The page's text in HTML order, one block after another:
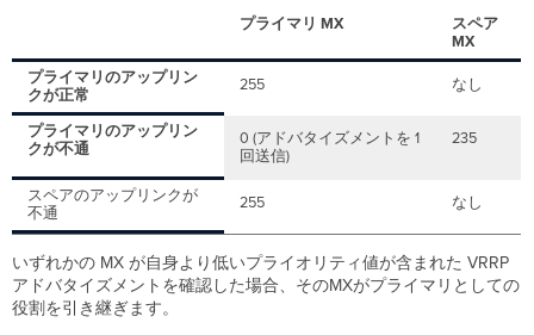
生
ペ
ア
へ
ェ
イ
ル
オ
プライマリ MX
スペア
MX
プライマリのアップリン
クが正常
255 なし
プライマリのアップリン
クが不通
0 (アドバタイズメントを 1
回送信)
235
スペアのアップリンクが
不通
255 なし
いずれかの MX が自身より低いプライオリティ値が含まれた VRRP
アドバタイズメントを確認した場合、そのMXがプライマリとしての
役割を引き継ぎます。